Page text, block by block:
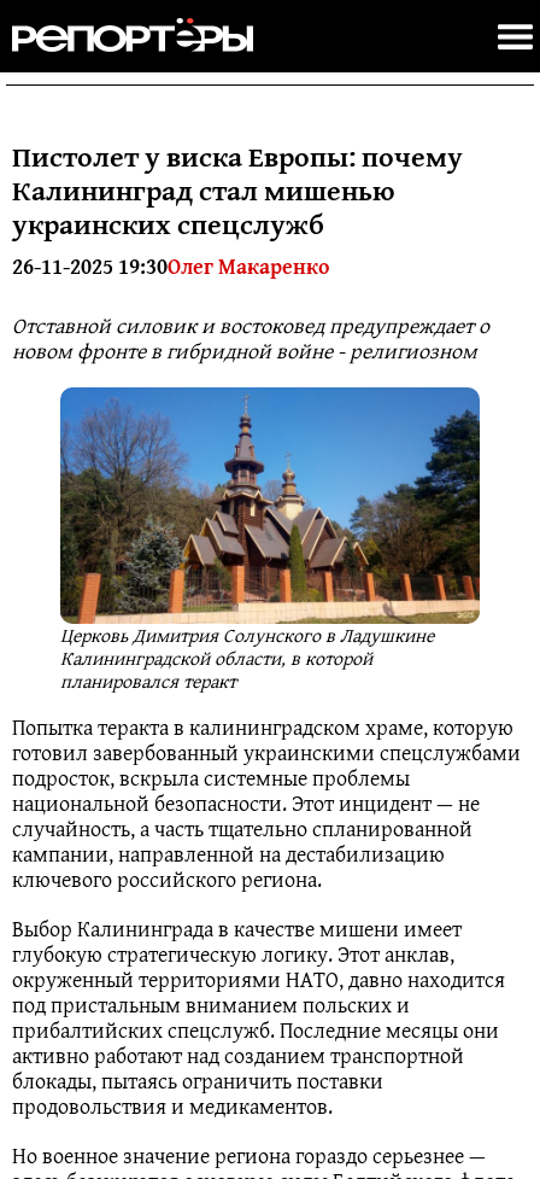
Пистолет у виска Европы: почему
Калининград стал мишенью
украинских спецслужб
26-11-2025 19:30Олег Макаренко
Отставной силовик и востоковед предупреждает о
новом фронте в гибридной войне - религиозном
Церковь Димитрия Солунского в Ладушкине
Калининградской области, в которой
планировался теракт
Попытка теракта в калининградском храме, которую
готовил завербованный украинскими спецслужбами
подросток, вскрыла системные проблемы
национальной безопасности. Этот инцидент — не
случайность, а часть тщательно спланированной
кампании, направленной на дестабилизацию
ключевого российского региона.
Выбор Калининграда в качестве мишени имеет
глубокую стратегическую логику. Этот анклав,
окруженный территориями НАТО, давно находится
под пристальным вниманием польских и
прибалтийских спецслужб. Последние месяцы они
активно работают над созданием транспортной
блокады, пытаясь ограничить поставки
продовольствия и медикаментов.
Но военное значение региона гораздо серьезнее —